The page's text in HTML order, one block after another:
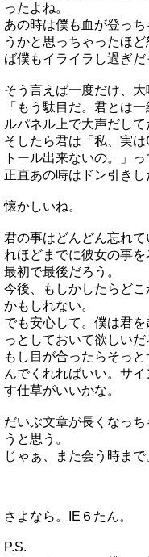
ったよね。
あの時は僕も血が登っ
うかと思っちゃったほ
ば僕もイライラし過ぎだ
そう言えば一度だけ、
「もう駄目だ。君とは
ルパネル上で大声だして
そしたら君は「私、実
トール出来ないの。」っ
正直あの時はドン引き
懐かしいね。
君の事はどんどん忘れ
れほどまでに彼女の事
最初で最後だろう。
今後、もしかしたらど
かもしれない。
でも安心して。僕は君
っとしておいて欲しいだ
もし目が合ったらそっ
んでくれればいい。サ
す仕草がいいかな。
だいぶ文章が長くなっ
うと思う。
じゃぁ、また会う時まで
さよなら。IE６たん。
P.S.